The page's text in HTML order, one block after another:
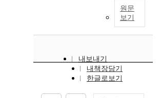
원문
보기
내보내기
내책장담기
한글로보기